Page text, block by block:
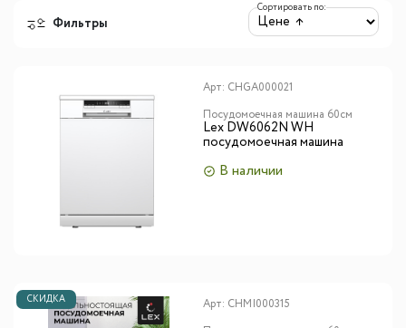
Фильтры
Сортировать по:
Арт: CHGA000021
Посудомоечная машина 60см
Lex DW6062N WH
посудомоечная машина
В наличии
СКИДКА Арт: CHMI000315